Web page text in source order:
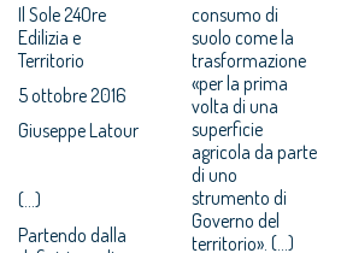
Il Sole 24Ore
Edilizia e
Territorio
5 ottobre 2016
Giuseppe Latour
(...)
Partendo dalla
consumo di
suolo come la
trasformazione
«per la prima
volta di una
superficie
agricola da parte
di uno
strumento di
Governo del
territorio». (...)